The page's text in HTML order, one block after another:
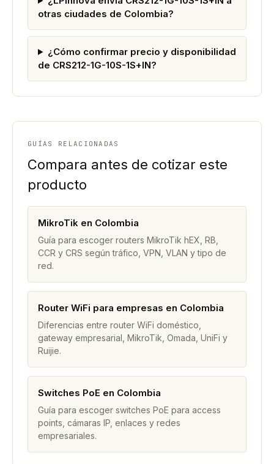
otras ciudades de Colombia?
¿Cómo confirmar precio y disponibilidad
de CRS212-1G-10S-1S+IN?
GUÍAS RELACIONADAS
Compara antes de cotizar este
producto
MikroTik en Colombia
Guía para escoger routers MikroTik hEX, RB,
CCR y CRS según tráfico, VPN, VLAN y tipo de
red.
Router WiFi para empresas en Colombia
Diferencias entre router WiFi doméstico,
gateway empresarial, MikroTik, Omada, UniFi y
Ruijie.
Switches PoE en Colombia
Guía para escoger switches PoE para access
points, cámaras IP, enlaces y redes
empresariales.